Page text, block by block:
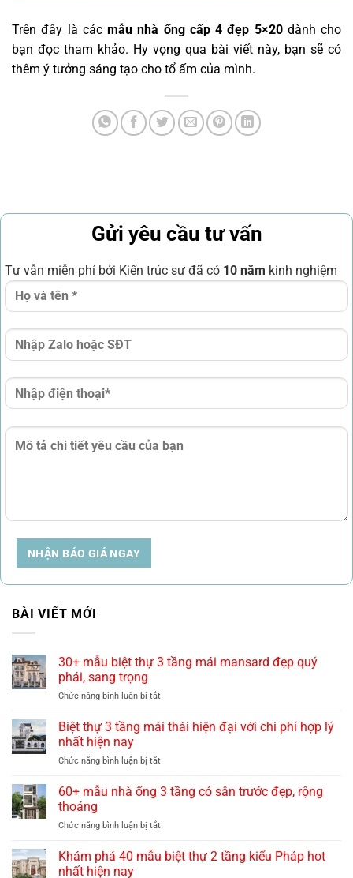
Trên đây là các mẫu nhà ống cấp 4 đẹp 5×20dành cho
bạn đọc tham khảo. Hy vọng qua bài viết này, bạn sẽ có
thêm ý tưởng sáng tạo cho tổ ấm của mình.
Gửi yêu cầu tư vấn
Tư vẫn miễn phí bởi Kiến trúc sư đã có 10 năm kinh nghiệm
NHẬN BÁO GIÁ NGAY
BÀI VIẾT MỚI
30+ mẫu biệt thự 3 tầng mái mansard đẹp quý
phái, sang trọng
Chức năng bình luận bị tắtở
mẫu
3
mái
quý
sang
Biệt thự 3 tầng mái thái hiện đại với chi phí hợp lý
nhất hiện nay
Chức năng bình luận bị tắtở
thự
mái
hiện
60+ mẫu nhà ống 3 tầng có sân trước đẹp, rộng
thoáng
Chức năng bình luận bị tắtở
mẫu
Khám phá 40 mẫu biệt thự 2 tầng kiểu Pháp hot
nhất hiện nay